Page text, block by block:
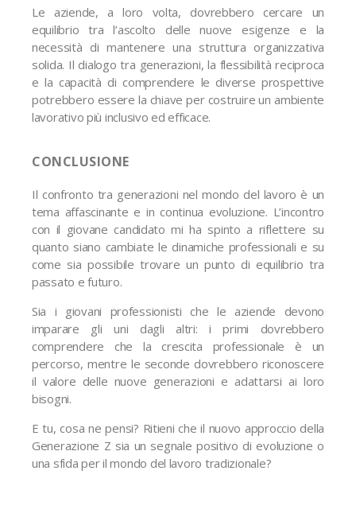
Le aziende, a loro volta, dovrebbero cercare un
equilibrio tra l’ascolto delle nuove esigenze e la
necessità di mantenere una struttura organizzativa
solida. Il dialogo tra generazioni, la flessibilità reciproca
e la capacità di comprendere le diverse prospettive
potrebbero essere la chiave per costruire un ambiente
lavorativo più inclusivo ed efficace.
CONCLUSIONE
Il confronto tra generazioni nel mondo del lavoro è un
tema affascinante e in continua evoluzione. L’incontro
con il giovane candidato mi ha spinto a riflettere su
quanto siano cambiate le dinamiche professionali e su
come sia possibile trovare un punto di equilibrio tra
passato e futuro.
Sia i giovani professionisti che le aziende devono
imparare gli uni dagli altri: i primi dovrebbero
comprendere che la crescita professionale è un
percorso, mentre le seconde dovrebbero riconoscere
il valore delle nuove generazioni e adattarsi ai loro
bisogni.
E tu, cosa ne pensi? Ritieni che il nuovo approccio della
Generazione Z sia un segnale positivo di evoluzione o
una sfida per il mondo del lavoro tradizionale?